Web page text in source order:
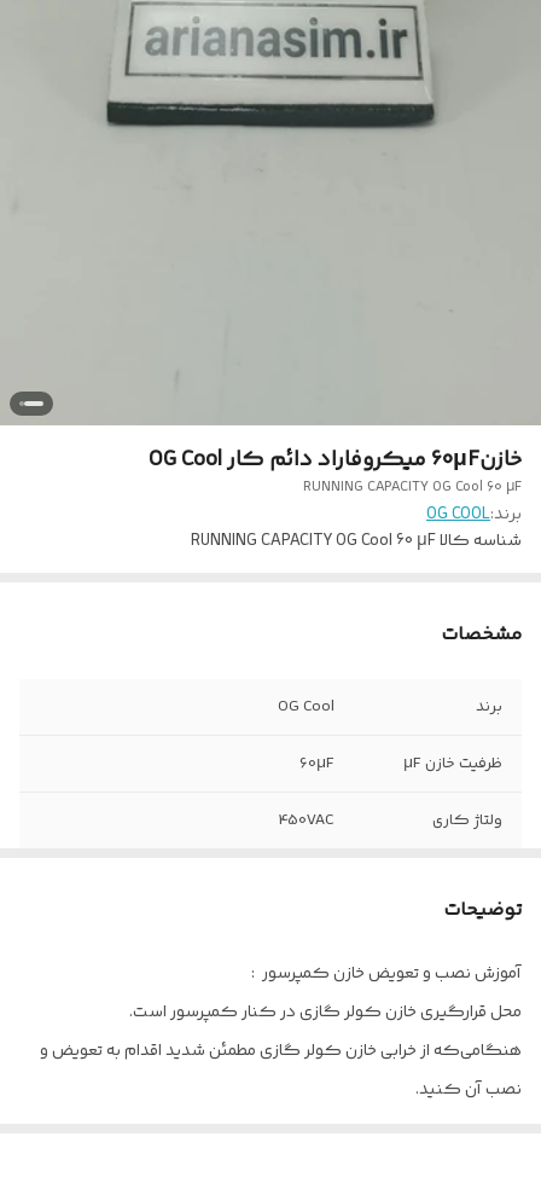
خازن60µF میکروفاراد دائم کار OG Cool
RUNNING CAPACITY OG Cool 60 µF
برند:OG COOL
شناسه کالاRUNNING CAPACITY OG Cool 60 µF
مشخصات
برند OG Cool
ظرفیت خازن µF 60µF
ولتاژ کاری 450VAC
کاری
تعداد پایه 2 پایه
توضیحات
آموزش نصب و تعویض خازن کمپرسور :
محل قرارگیری خازن کولر گازی در کنار کمپرسور است.
هنگامی‌که از خرابی خازن کولر گازی مطمئن شدید اقدام به تعویض و
نصب آن کنید.